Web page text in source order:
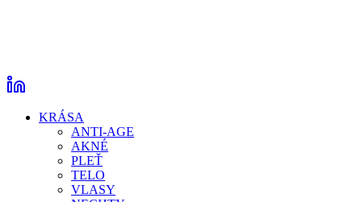
KRÁSA
ANTI-AGE
AKNÉ
PLEŤ
TELO
VLASY